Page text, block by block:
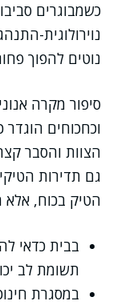
כשמבוגרים
נוירולוגית-
נוטים להפוך
סיפור מקרה
וכחכוחים
הצוות והסבר
גם תדירות
הטיק בכוח,
בבית כדאי
תשומת לב
במסגרת